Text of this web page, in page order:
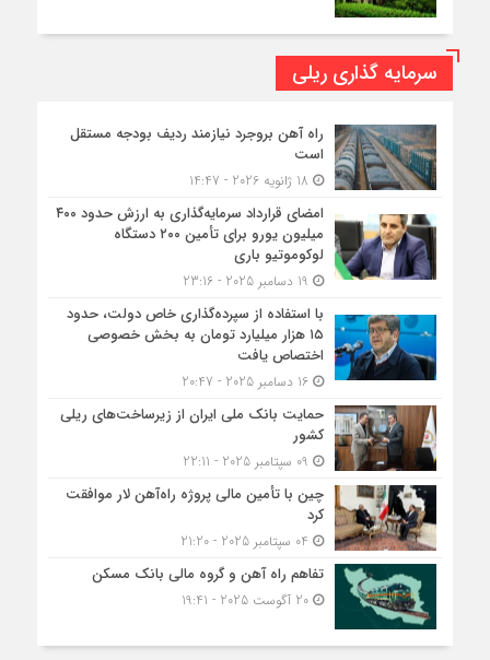
سرمایه گذاری ریلی
راه آهن بروجرد نیازمند ردیف بودجه مستقل
است
امضای قرارداد سرمایه‌گذاری به ارزش حدود ۴۰۰
میلیون یورو برای تأمین ۲۰۰ دستگاه
لوکوموتیو باری
با استفاده از سپرده‌گذاری خاص دولت، حدود
۱۵ هزار میلیارد تومان به بخش خصوصی
اختصاص یافت
16 دسامبر 2025 - 20:47
حمایت بانک ملی ایران از زیرساخت‌های ریلی
کشور
چین با تأمین مالی پروژه راه‌آهن لار موافقت
کرد
تفاهم راه آهن و گروه مالی بانک مسکن
20 آگوست 2025 - 19:41